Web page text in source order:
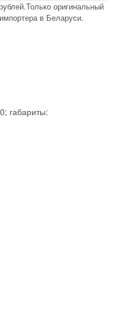
оригинальный
в Беларуси.
габариты: